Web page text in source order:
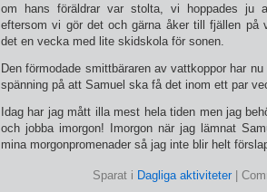
om hans föräldrar var stolta, vi hoppades ju
eftersom vi gör det och gärna åker till fjällen på
det en vecka med lite skidskola för sonen.
Den förmodade smittbäraren av vattkoppor har
spänning på att Samuel ska få det inom ett par
Idag har jag mått illa mest hela tiden men jag
och jobba imorgon! Imorgon när jag lämnat
mina morgonpromenader så jag inte blir helt
Sparat i Dagliga aktiviteter|